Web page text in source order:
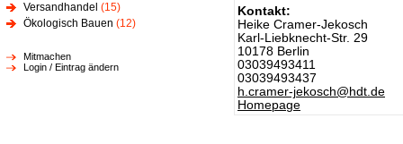
Versandhandel (15)
Ökologisch Bauen (12)
Mitmachen
Login / Eintrag ändern
Kontakt:
Heike Cramer-Jekosch
Karl-Liebknecht-Str. 29
10178 Berlin
03039493411
03039493437
h.cramer-jekosch@hdt.de
Homepage